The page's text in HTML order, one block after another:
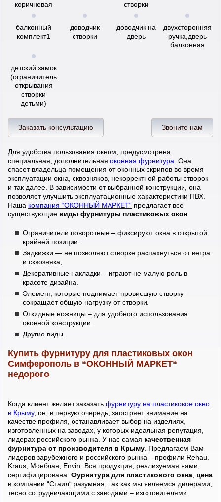
коричневая
створки
балконный
комплект1
доводчик
створки
доводчик на
дверь
двухсторонняя
ручка,дверь
балконная
детский замок
(ограничитель
открывания
створки
детьми)
Заказать консультацию Звоните нам
Для удобства пользования окном, предусмотрена
специальная, дополнительная оконная фурнитура . Она
спасет владельца помещения от оконных скрипов во время
эксплуатации окна, сквозняков, некорректной работы створок
и так далее. В зависимости от выбранной конструкции, она
позволяет улучшить эксплуатационные характеристики ПВХ.
Наша компания “ОКОННЫЙ МАРКЕТ“ предлагает все
существующие виды фурнитуры пластиковых окон:
Ограничители поворотные – фиксируют окна в открытой
крайней позиции.
Задвижки — не позволяют створке распахнуться от ветра
и сквозняка;
Декоративные накладки – играют не малую роль в
красоте дизайна.
Элемент, которые поднимает провисшую створку –
сокращает общую нагрузку от створки.
Откидные ножницы – для удобного использования
оконной конструкции.
Другие виды.
Купить фурнитуру для пластиковых окон
Симферополь в “ОКОННЫЙ МАРКЕТ“
недорого
Когда клиент желает заказать фурнитуру на пластиковое окно
в Крыму, он, в первую очередь, заостряет внимание на
качестве профиля, останавливает выбор на изделиях,
изготовленных на заводах, у которых идеальная репутация,
лидерах российского рынка. У нас самая качественная
фурнитура от производителя в Крыму . Предлагаем Вам
лидеров зарубежного и российского рынка – профили Rehau,
Kraus, Монблан, Envin. Вся продукция, реализуемая нами,
сертифицирована. Фурнитура для пластикового окна цена
в компании “Стаил“ разумная, так как мы являемся дилерами,
тесно сотрудничающими с заводами – изготовителями.